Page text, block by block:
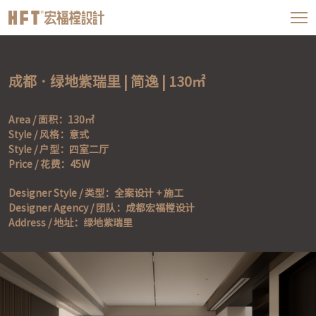
成都 · 绿地紫瑞里 | 简逸 | 130㎡
Area / 面积：130㎡
Style / 风格：意式
Style / 户型：四室二厅
Price / 花费：45W
Designer Style / 类型：全案设计 + 施工
Designer Agency / 团队：成都宏福樘设计
Address / 地址：绿地紫瑞里